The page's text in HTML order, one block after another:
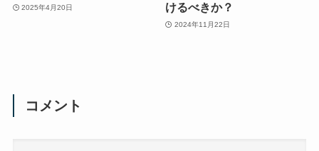
2025年4月20日
けるべきか？
2024年11月22日
コメント